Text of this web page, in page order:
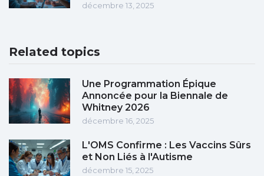
décembre 13, 2025
Related topics
Une Programmation Épique
Annoncée pour la Biennale de
Whitney 2026
décembre 16, 2025
L'OMS Confirme : Les Vaccins Sûrs
et Non Liés à l'Autisme
décembre 15, 2025